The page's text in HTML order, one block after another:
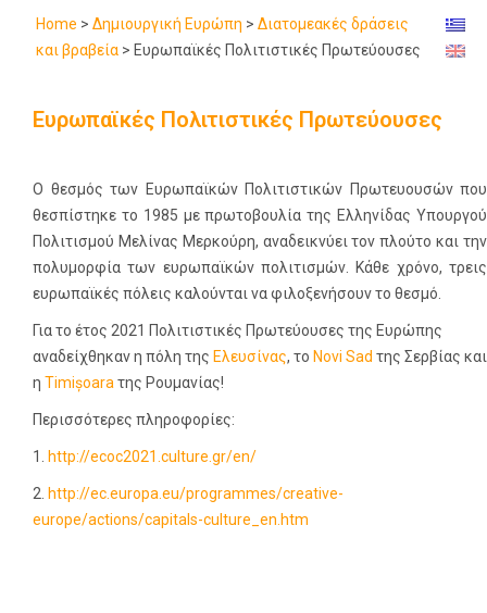
Home > Δημιουργική Ευρώπη > Διατομεακές δράσεις
και βραβεία > Ευρωπαϊκές Πολιτιστικές Πρωτεύουσες
Ευρωπαϊκές Πολιτιστικές Πρωτεύουσες
Ο θεσμός των Ευρωπαϊκών Πολιτιστικών Πρωτευουσών που
θεσπίστηκε το 1985 με πρωτοβουλία της Ελληνίδας Υπουργού
Πολιτισμού Μελίνας Μερκούρη, αναδεικνύει τον πλούτο και την
πολυμορφία των ευρωπαϊκών πολιτισμών. Κάθε χρόνο, τρεις
ευρωπαϊκές πόλεις καλούνται να φιλοξενήσουν το θεσμό.
Για το έτος 2021 Πολιτιστικές Πρωτεύουσες της Ευρώπης
αναδείχθηκαν η πόλη της Ελευσίνας, το Novi Sad της Σερβίας και
η Timișoara της Ρουμανίας!
Περισσότερες πληροφορίες:
1. http://ecoc2021.culture.gr/en/
2. http://ec.europa.eu/programmes/creative-
europe/actions/capitals-culture_en.htm